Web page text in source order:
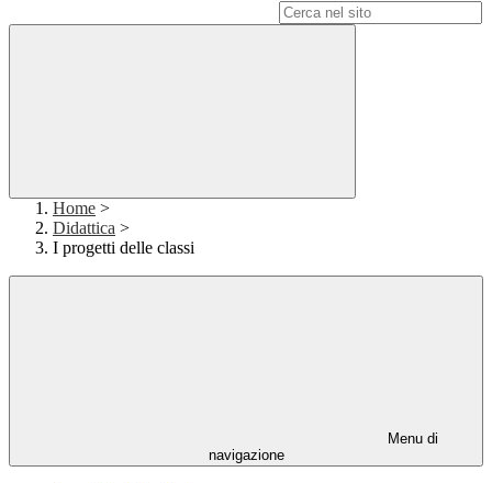
Home >
Didattica >
I progetti delle classi
Menu di
navigazione